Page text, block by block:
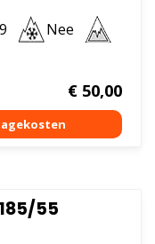
Nee
€50,00
55